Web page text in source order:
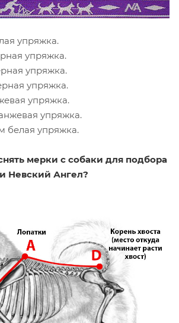
упряжка.
упряжка.
упряжка.
упряжка.
упряжка.
упряжка.
белая упряжка.
мерки с собаки для подбора
Невский Ангел?